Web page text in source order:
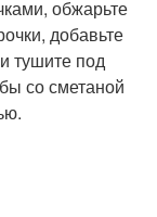
обжарьте
добавьте
тушите под
со сметаной